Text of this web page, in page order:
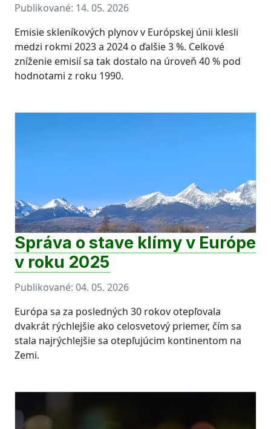
Publikované: 14. 05. 2026
Emisie skleníkových plynov v Európskej únii klesli
medzi rokmi 2023 a 2024 o ďalšie 3 %. Celkové
zníženie emisií sa tak dostalo na úroveň 40 % pod
hodnotami z roku 1990.
Správa o stave klímy v Európe
v roku 2025
Publikované: 04. 05. 2026
Európa sa za posledných 30 rokov otepľovala
dvakrát rýchlejšie ako celosvetový priemer, čím sa
stala najrýchlejšie sa otepľujúcim kontinentom na
Zemi.